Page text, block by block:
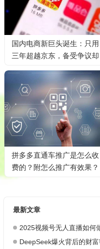
国内电商新巨头诞生：只用
三年超越京东，备受争议却
拼多多直通车推广是怎么收
费的？附怎么推广有效果？
最新文章
2025视频号无人直播如何做？挂一晚收
DeepSeek爆火背后的财富密码：2025